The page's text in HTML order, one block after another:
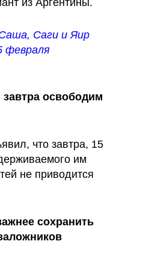
Саги и Яир
февраля
освободим
что завтра, 15
им
не приводится
сохранить